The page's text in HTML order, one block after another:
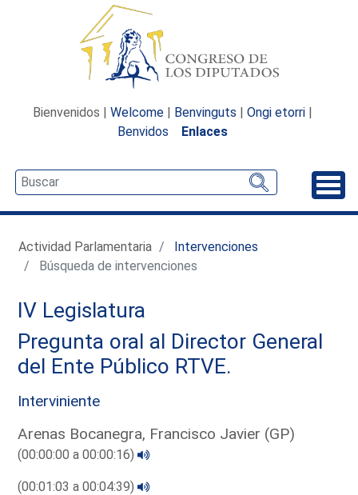
Bienvenidos | Welcome | Benvinguts | Ongi etorri |
Benvidos
Enlaces
Actividad Parlamentaria
Intervenciones
Búsqueda de intervenciones
IV Legislatura
Pregunta oral al Director General
del Ente Público RTVE.
Interviniente
Arenas Bocanegra, Francisco Javier (GP)
(00:00:00 a 00:00:16)
(00:01:03 a 00:04:39)